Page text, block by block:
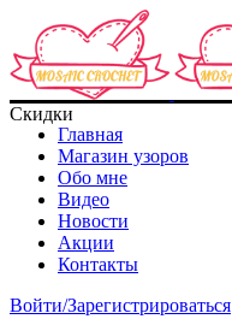
Главная
Магазин узоров
Обо мне
Видео
Новости
Акции
Контакты
Войти/Зарегистрироваться
Скидки